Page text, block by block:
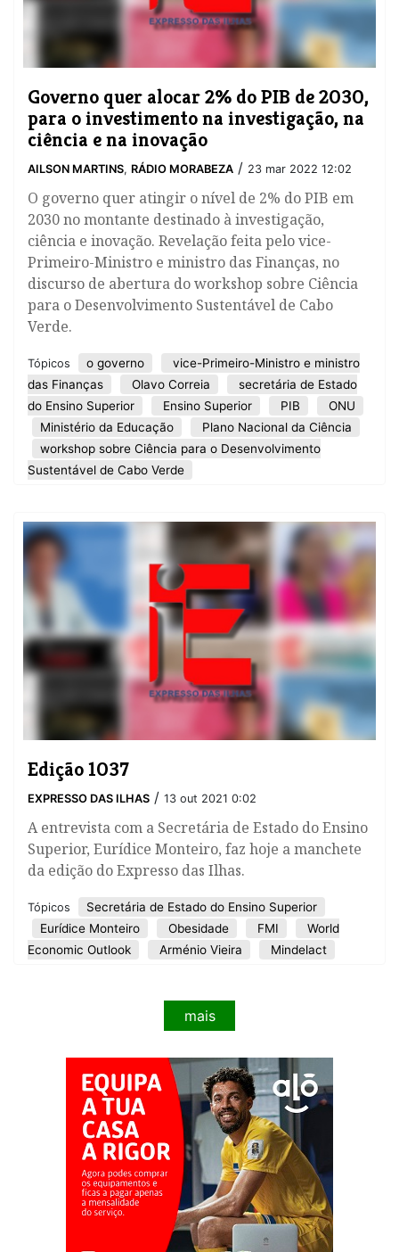
Governo quer alocar 2% do PIB de 2030,
para o investimento na investigação, na
ciência e na inovação
AILSON MARTINS, RÁDIO MORABEZA / 23 mar 2022 12:02
O governo quer atingir o nível de 2% do PIB em
2030 no montante destinado à investigação,
ciência e inovação. Revelação feita pelo vice-
Primeiro-Ministro e ministro das Finanças, no
discurso de abertura do workshop sobre Ciência
para o Desenvolvimento Sustentável de Cabo
Verde.
Tópicos o governo
vice-Primeiro-Ministro e ministro
das Finanças
Olavo Correia
secretária de Estado
do Ensino Superior
Ensino Superior PIB
ONU
Ministério da Educação
Plano Nacional da Ciência
workshop sobre Ciência para o Desenvolvimento
Sustentável de Cabo Verde
Edição 1037
EXPRESSO DAS ILHAS / 13 out 2021 0:02
A entrevista com a Secretária de Estado do Ensino
Superior, Eurídice Monteiro, faz hoje a manchete
da edição do Expresso das Ilhas.
Tópicos
Secretária de Estado do Ensino Superior
Eurídice Monteiro
Obesidade FMI
World
Economic Outlook
Arménio Vieira Mindelact
mais